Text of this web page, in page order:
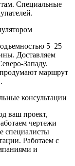
Специальные
5–25
Доставляем
Западу.
продумают маршрут
консультации
ваш проект,
чертежи
специалисты
Работаем с
и